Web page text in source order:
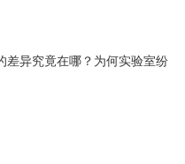
差异究竟在哪？为何实验室纷